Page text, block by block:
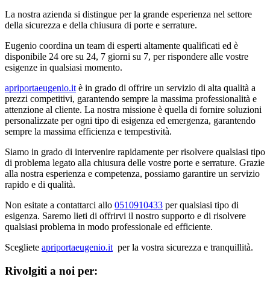
La nostra azienda si distingue per la grande esperienza nel settore
della sicurezza e della chiusura di porte e serrature.
Eugenio coordina un team di esperti altamente qualificati ed è
disponibile 24 ore su 24, 7 giorni su 7, per rispondere alle vostre
esigenze in qualsiasi momento.
apriportaeugenio.it è in grado di offrire un servizio di alta qualità a
prezzi competitivi, garantendo sempre la massima professionalità e
attenzione al cliente. La nostra missione è quella di fornire soluzioni
personalizzate per ogni tipo di esigenza ed emergenza, garantendo
sempre la massima efficienza e tempestività.
Siamo in grado di intervenire rapidamente per risolvere qualsiasi tipo
di problema legato alla chiusura delle vostre porte e serrature. Grazie
alla nostra esperienza e competenza, possiamo garantire un servizio
rapido e di qualità.
Non esitate a contattarci allo 0510910433 per qualsiasi tipo di
esigenza. Saremo lieti di offrirvi il nostro supporto e di risolvere
qualsiasi problema in modo professionale ed efficiente.
Scegliete apriportaeugenio.it per la vostra sicurezza e tranquillità.
Rivolgiti a noi per: